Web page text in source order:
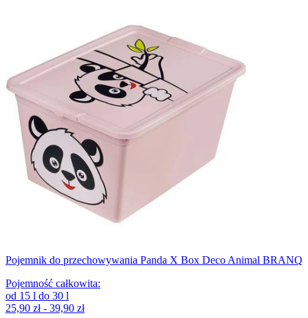
Pojemnik do przechowywania Panda X Box Deco Animal BRANQ
Pojemność całkowita:
od 15 l do 30 l
25,90 zł - 39,90 zł